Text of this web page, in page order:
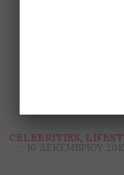
CELEBRITIES,
10 ΔΕΚΕΜΒΡΊΟΥ